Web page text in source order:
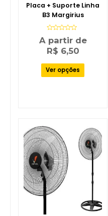
Placa + Suporte Linha
B3 Margirius
Avaliação
de
5
A partir de
R$ 6,50
Ver opções